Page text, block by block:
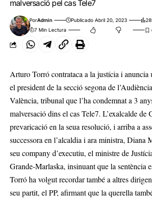
malversació pel cas Tele7
PorAdmin Publicado Abril 20, 2023
7 Min Lectura
Arturo Torró contrataca a la justícia i anuncia
el president de la secció segona de
València, tribunal que l’ha condemnat a 3
malversació dins el cas Tele7. L’exalcalde de
prevaricació en la seua resolució, i arriba a
successora en l’alcaldia i ara ministra, Diana
seu company d’executiu, el ministre de
Grande-Marlaska, insinuant que la sentència
Torró ha volgut recordar també a altres
seu partit, el PP, afirmant que la querella